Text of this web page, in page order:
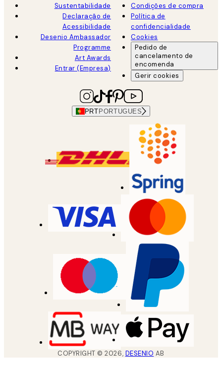
Sustentabilidade
Declaração de
Acessibilidade
Desenio Ambassador
Programme
Art Awards
Entrar (Empresa)
Condições de compra
Política de
confidencialidade
Cookies
Pedido de
cancelamento de
encomenda
Gerir cookies
PRT PORTUGUES
COPYRIGHT ©2026, DESENIO AB